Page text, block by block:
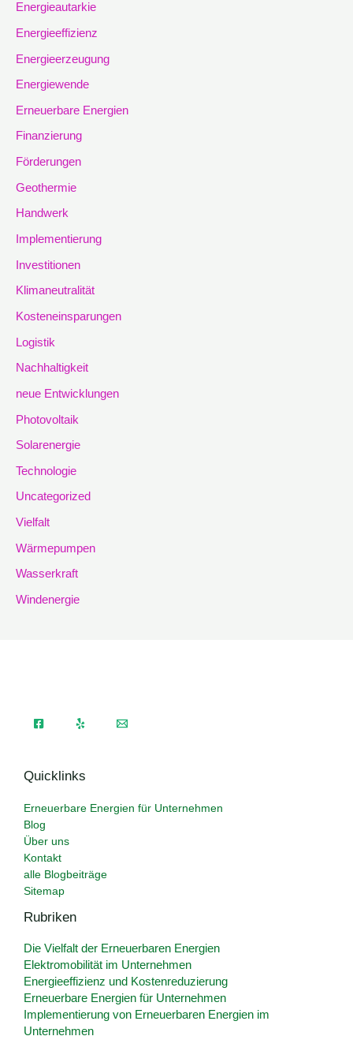
Energieautarkie
Energieeffizienz
Energieerzeugung
Energiewende
Erneuerbare Energien
Finanzierung
Förderungen
Geothermie
Handwerk
Implementierung
Investitionen
Klimaneutralität
Kosteneinsparungen
Logistik
Nachhaltigkeit
neue Entwicklungen
Photovoltaik
Solarenergie
Technologie
Uncategorized
Vielfalt
Wärmepumpen
Wasserkraft
Windenergie
Quicklinks
Erneuerbare Energien für Unternehmen
Blog
Über uns
Kontakt
alle Blogbeiträge
Sitemap
Rubriken
Die Vielfalt der Erneuerbaren Energien
Elektromobilität im Unternehmen
Energieeffizienz und Kostenreduzierung
Erneuerbare Energien für Unternehmen
Implementierung von Erneuerbaren Energien im
Unternehmen